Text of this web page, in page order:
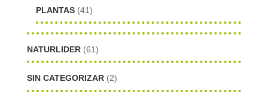
PLANTAS (41)
NATURLIDER (61)
SIN CATEGORIZAR (2)